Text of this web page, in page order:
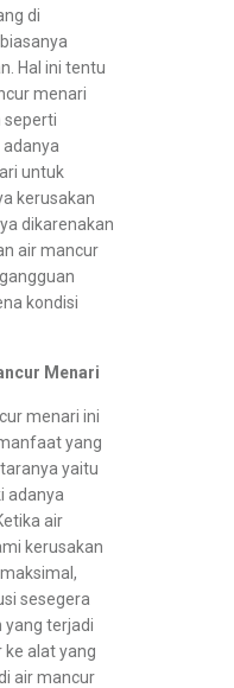
di
Hal ini tentu
menari
seperti
adanya
untuk
kerusakan
dikarenakan
air mancur
kondisi
Menari
menari ini
yang
yaitu
adanya
air
kerusakan
sesegera
yang terjadi
alat yang
air mancur